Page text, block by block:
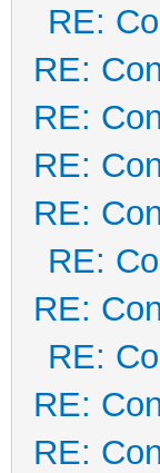
RE:
RE:
RE:
RE:
RE:
RE:
RE:
RE:
RE:
RE: